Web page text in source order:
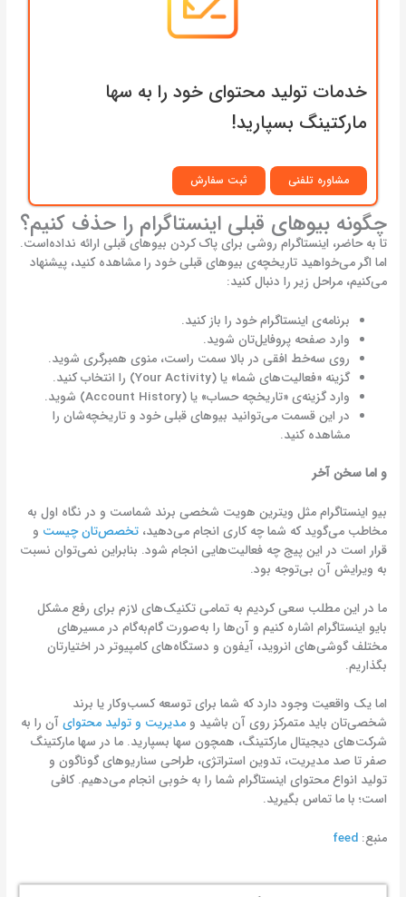
خدمات تولید محتوای خود را به سها
مارکتینگ بسپارید!
مشاوره تلفنی ثبت سفارش
چگونه بیوهای قبلی اینستاگرام را حذف کنیم؟
تا به حاضر، اینستاگرام روشی برای پاک کردن بیوهای قبلی ارائه نداده‌است.
اما اگر می‌خواهید تاریخچه‌ی بیوهای قبلی خود را مشاهده کنید، پیشنهاد
می‌کنیم، مراحل زیر را دنبال کنید:
برنامه‌ی اینستاگرام خود را باز کنید.
وارد صفحه پروفایل‌تان شوید.
روی سه‌خط افقی در بالا سمت راست، منوی همبرگری شوید.
گزینه «فعالیت‌های شما» یا (Your Activity) را انتخاب کنید.
وارد گزینه‌ی «تاریخچه حساب» یا (Account History) شوید.
در این قسمت می‌توانید بیوهای قبلی خود و تاریخچه‌شان را
مشاهده کنید.
و اما سخن آخر
بیو اینستاگرام مثل ویترین هویت شخصی برند شماست و در نگاه اول به
مخاطب می‌گوید که شما چه کاری انجام می‌دهید،تخصص‌تان چیست و
قرار است در این پیج چه فعالیت‌هایی انجام شود. بنابراین نمی‌توان نسبت
به ویرایش آن بی‌توجه بود.
ما در این مطلب سعی کردیم به تمامی تکنیک‌های لازم برای رفع مشکل
بایو اینستاگرام اشاره کنیم و آن‌ها را به‌صورت گام‌به‌گام در مسیرهای
مختلف گوشی‌های انروید، آیفون و دستگاه‌های کامپیوتر در اختیارتان
بگذاریم.
اما یک واقعیت وجود دارد که شما برای توسعه کسب‌وکار یا برند
شخصی‌تان باید متمرکز روی آن باشید ومدیریت و تولید محتوایآن را به
شرکت‌های دیجیتال مارکتینگ، همچون سها بسپارید. ما در سها مارکتینگ
صفر تا صد مدیریت، تدوین استراتژی، طراحی سناریوهای گوناگون و
تولید انواع محتوای اینستاگرام شما را به خوبی انجام می‌دهیم. کافی
است؛ با ما تماس بگیرید.
منبع:feed